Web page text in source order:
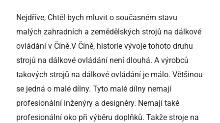
Nejdříve, Chtěl bych mluvit o současném stavu
malých zahradních a zemědělských strojů na dálkové
ovládání v Číně.V Číně, historie vývoje tohoto druhu
strojů na dálkové ovládání není dlouhá. A výrobců
takových strojů na dálkové ovládání je málo. Většinou
se jedná o malé dílny. Tyto malé dílny nemají
profesionální inženýry a designéry. Nemají také
profesionální oko při výběru doplňků. Takže stroje na